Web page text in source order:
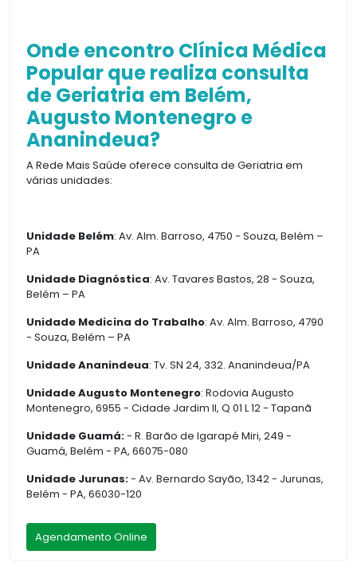
Onde encontro Clínica Médica
Popular que realiza consulta
de Geriatria em Belém,
Augusto Montenegro e
Ananindeua?
A Rede Mais Saúde oferece consulta de Geriatria em
várias unidades:
Unidade Belém: Av. Alm. Barroso, 4750 - Souza, Belém –
PA
Unidade Diagnóstica: Av. Tavares Bastos, 28 - Souza,
Belém – PA
Unidade Medicina do Trabalho: Av. Alm. Barroso, 4790
- Souza, Belém – PA
Unidade Ananindeua: Tv. SN 24, 332. Ananindeua/PA
Unidade Augusto Montenegro: Rodovia Augusto
Montenegro, 6955 - Cidade Jardim II, Q 01 L 12 - Tapanã
Unidade Guamá:- R. Barão de Igarapé Miri, 249 -
Guamá, Belém - PA, 66075-080
Unidade Jurunas:- Av. Bernardo Sayão, 1342 - Jurunas,
Belém - PA, 66030-120
Agendamento Online